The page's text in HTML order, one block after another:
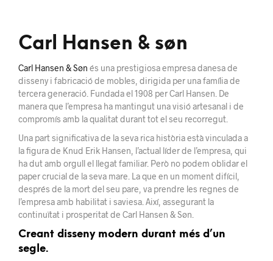
Carl Hansen & søn
Carl Hansen & Søn és una prestigiosa empresa danesa de
disseny i fabricació de mobles, dirigida per una família de
tercera generació. Fundada el 1908 per Carl Hansen. De
manera que l’empresa ha mantingut una visió artesanal i de
compromís amb la qualitat durant tot el seu recorregut.
Una part significativa de la seva rica història està vinculada a
la figura de Knud Erik Hansen, l’actual líder de l’empresa, qui
ha dut amb orgull el llegat familiar. Però no podem oblidar el
paper crucial de la seva mare. La que en un moment difícil,
després de la mort del seu pare, va prendre les regnes de
l’empresa amb habilitat i saviesa. Així, assegurant la
continuïtat i prosperitat de Carl Hansen & Søn.
Creant disseny modern durant més d’un
segle.